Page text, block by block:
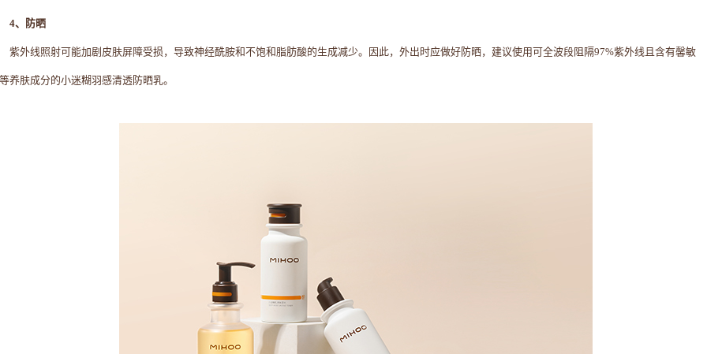
4、防晒
紫外线照射可能加剧皮肤屏障受损，导致神经酰胺和不饱和脂肪酸的生成减少。因此，外出时应做好防晒，建议使用可全波段阻隔97%紫外线且含有馨敏
养肤成分的小迷糊羽感清透防晒乳。